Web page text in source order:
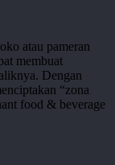
atau pameran
membuat
Dengan
“zona
food & beverage